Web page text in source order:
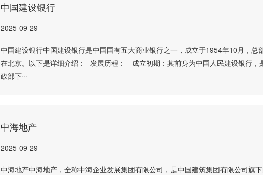
中国建设银行
2025-09-29
中国建设银行中国建设银行是中国国有五大商业银行之一，成立于1954年10月，总
在北京。以下是详细介绍：- 发展历程： - 成立初期：其前身为中国人民建设银行，
政部下···
中海地产
2025-09-29
中海地产中海地产，全称中海企业发展集团有限公司，是中国建筑集团有限公司旗